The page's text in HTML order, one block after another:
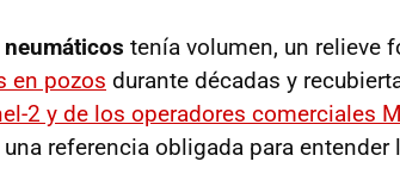
tenía volumen, un relieve
en pozos durante décadas y
2 y de los operadores comerciales
referencia obligada para